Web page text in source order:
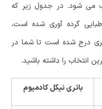
می شود. در جدول زیر که
گرده آوری شده است،
درج شده است تا شما در
انتخاب را داشته باشید.
باتری نیکل کادمیوم